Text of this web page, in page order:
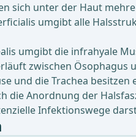
sich unter der Haut
umgibt alle
umgibt die infrahyale
zwischen Ösophagus
und die Trachea
die Anordnung der
Infektionswege